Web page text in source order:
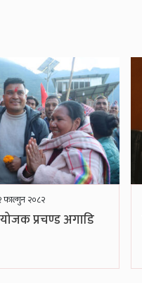
फाल्गुन २०८२
प्रचण्ड अगाडि